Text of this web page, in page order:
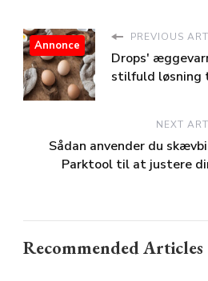
PREVIOUS
Drops'
stilfuld løsning
Annonce
NEXT
Sådan anvender du
Parktool til at justere
Recommended Articles